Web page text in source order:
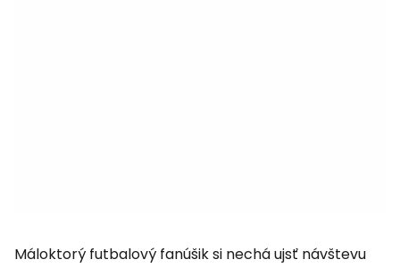
Máloktorý futbalový fanúšik si nechá ujsť návštevu